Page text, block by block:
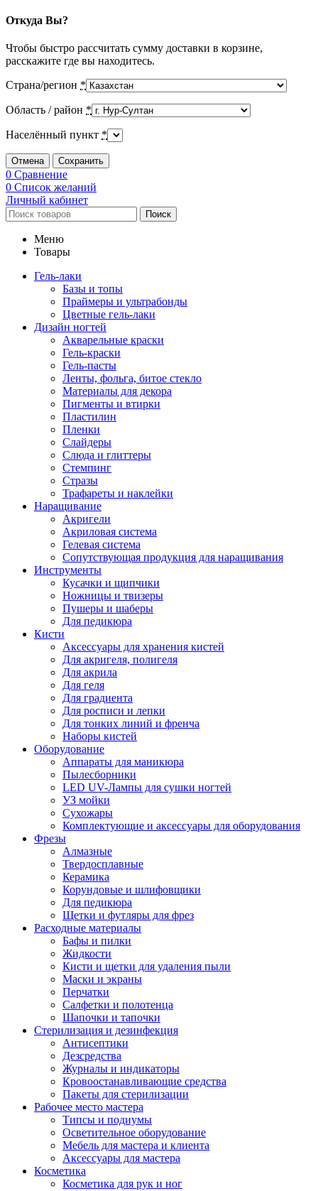
Откуда Вы?
Чтобы быстро рассчитать сумму доставки в корзине,
расскажите где вы находитесь.
Страна/регион *
Область / район *
Населённый пункт *
Отмена Сохранить
0 Сравнение
0 Список желаний
Личный кабинет
Поиск
Меню
Товары
Гель-лаки
Базы и топы
Праймеры и ультрабонды
Цветные гель-лаки
Дизайн ногтей
Акварельные краски
Гель-краски
Гель-пасты
Ленты, фольга, битое стекло
Материалы для декора
Пигменты и втирки
Пластилин
Пленки
Слайдеры
Слюда и глиттеры
Стемпинг
Стразы
Трафареты и наклейки
Наращивание
Акригели
Акриловая система
Гелевая система
Сопутствующая продукция для наращивания
Инструменты
Кусачки и щипчики
Ножницы и твизеры
Пушеры и шаберы
Для педикюра
Кисти
Аксессуары для хранения кистей
Для акригеля, полигеля
Для акрила
Для геля
Для градиента
Для росписи и лепки
Для тонких линий и френча
Наборы кистей
Оборудование
Аппараты для маникюра
Пылесборники
LED UV-Лампы для сушки ногтей
УЗ мойки
Сухожары
Комплектующие и аксессуары для оборудования
Фрезы
Алмазные
Твердосплавные
Керамика
Корундовые и шлифовщики
Для педикюра
Щетки и футляры для фрез
Расходные материалы
Бафы и пилки
Жидкости
Кисти и щетки для удаления пыли
Маски и экраны
Перчатки
Салфетки и полотенца
Шапочки и тапочки
Стерилизация и дезинфекция
Антисептики
Дезсредства
Журналы и индикаторы
Кровоостанавливающие средства
Пакеты для стерилизации
Рабочее место мастера
Типсы и подиумы
Осветительное оборудование
Мебель для мастера и клиента
Аксессуары для мастера
Косметика
Косметика для рук и ног